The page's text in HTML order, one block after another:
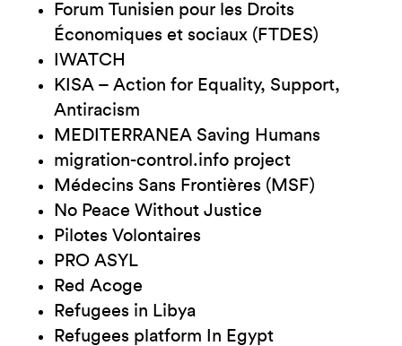
Forum Tunisien pour les Droits
Économiques et sociaux (FTDES)
IWATCH
KISA – Action for Equality, Support,
Antiracism
MEDITERRANEA Saving Humans
migration-control.info project
Médecins Sans Frontières (MSF)
No Peace Without Justice
Pilotes Volontaires
PRO ASYL
Red Acoge
Refugees in Libya
Refugees platform In Egypt